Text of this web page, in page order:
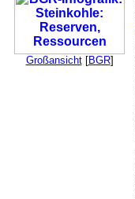
Großansicht[BGR]